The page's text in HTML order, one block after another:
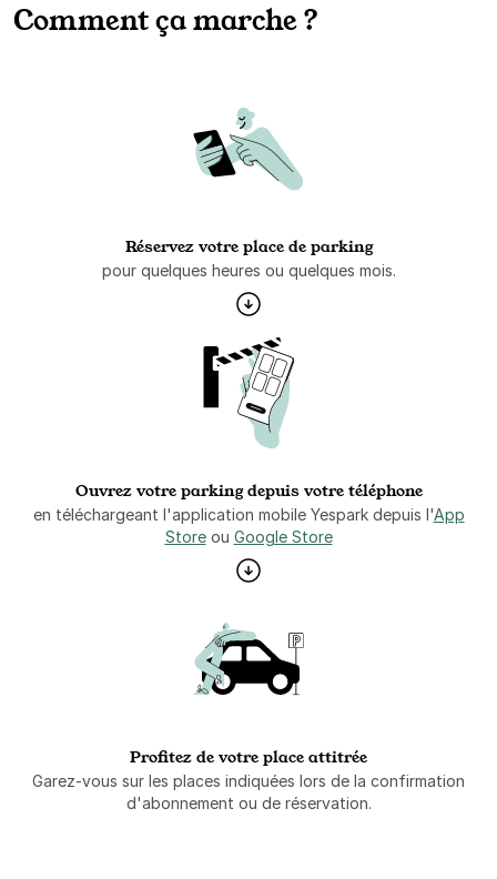
Comment ça marche ?
Réservez votre place de parking
pour quelques heures ou quelques mois.
Ouvrez votre parking depuis votre téléphone
en téléchargeant l'application mobile Yespark depuis l'App
Storeou Google Store
Profitez de votre place attitrée
Garez-vous sur les places indiquées lors de la confirmation
d'abonnement ou de réservation.